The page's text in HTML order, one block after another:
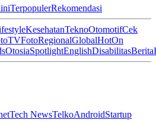
TerpopulerRekomendasi
KesehatanTeknoOtomotifCek
TVFotoRegionalGlobalHotOn
OtosiaSpotlightEnglishDisabilitasBerita
Tech NewsTelkoAndroidStartup